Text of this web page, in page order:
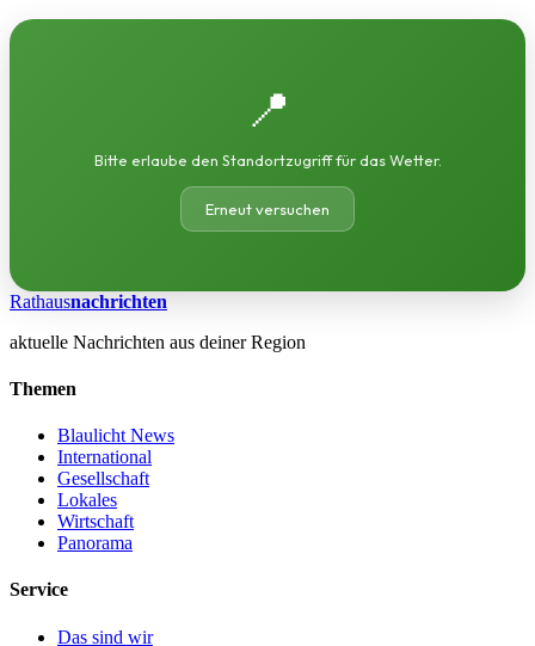
📍
Bitte erlaube den Standortzugriff für das Wetter.
Erneut versuchen
Rathausnachrichten
aktuelle Nachrichten aus deiner Region
Themen
Blaulicht News
International
Gesellschaft
Lokales
Wirtschaft
Panorama
Service
Das sind wir